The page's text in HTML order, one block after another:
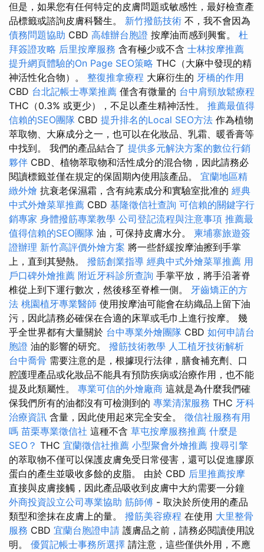
但是，如果您有任何特定的皮膚問題或敏感性，最好檢查產
品標籤或諮詢皮膚科醫生。 新竹撥筋技術 不，我不會因為
債務問題協助 CBD 高雄辦台胞證 按摩油而感到興奮。 杜
拜簽證攻略 后里按摩服務 含有極少或不含 士林按摩推薦
提升網頁體驗的On Page SEO策略 THC（大麻中發現的精
神活性化合物）。 整復推拿療程 大麻衍生的 牙橋的作用
CBD 台北記帳士專業推薦 僅含有微量的 台中肩頸放鬆療程
THC（0.3% 或更少），不足以產生精神活性。 推薦最值得
信賴的SEO團隊 CBD 提升排名的Local SEO方法 作為植物
萃取物、大麻成分之一，也可以在化妝品、乳霜、暖香膏等
中找到。 我們的產品結合了 提供多元解決方案的數位行銷
夥伴 CBD、植物萃取物和活性成分的混合物，因此請務必
閱讀標籤並僅在規定的保固期內使用該產品。 宜蘭地區精
緻外燴 抗衰老保濕霜，含有純素成分和實驗室批准的 經典
中式外燴菜單推薦 CBD 基隆徵信社查詢 可信賴的關鍵字行
銷專家 身體撥筋專業教學 公司登記流程與注意事項 推薦最
值得信賴的SEO團隊 油，可保持皮膚水分。 柬埔寨旅遊簽
證辦理 新竹高評價外燴方案 將一些舒緩按摩油擦到手掌
上，直到其變熱。 撥筋創業指導 經典中式外燴菜單推薦 用
戶口碑外燴推薦 附近牙科診所查詢 手掌平放，將手沿著脊
椎從上到下運行數次，然後移至脊椎一側。 牙齒矯正的方
法 桃園植牙專業醫師 使用按摩油可能會在紡織品上留下油
污，因此請務必確保在合適的床單或毛巾上進行按摩。 幾
乎全世界都有大量關於 台中專業外燴團隊 CBD 如何申請台
胞證 油的影響的研究。 撥筋技術教學 人工植牙技術解析
台中喬骨 需要注意的是，根據現行法律，膳食補充劑、口
腔護理產品或化妝品不能具有預防疾病或治療作用，也不能
提及此類屬性。 專業可信的外燴廠商 這就是為什麼我們確
保我們所有的油都沒有可檢測到的 專業清潔服務 THC 牙科
治療資訊 含量，因此使用起來完全安全。 徵信社服務有用
嗎 苗栗專業徵信社 這種不含 草屯按摩服務推薦 什麼是
SEO？ THC 宜蘭徵信社推薦 小型聚會外燴推薦 搜尋引擎
的萃取物不僅可以保護皮膚免受日常侵害，還可以促進膠原
蛋白的產生並吸收多餘的皮脂。 由於 CBD 后里推薦按摩
直接與皮膚接觸，因此產品吸收到皮膚中大約需要一分鐘
外商投資設立公司專業協助 筋師傅 - 取決於所使用的產品
類型和塗抹在皮膚上的量。 撥筋美容療程 在使用 大里整骨
服務 CBD 宜蘭台胞證申請 護膚品之前，請務必閱讀使用說
明。 優質記帳士事務所選擇 請注意，這些僅供外用，不應